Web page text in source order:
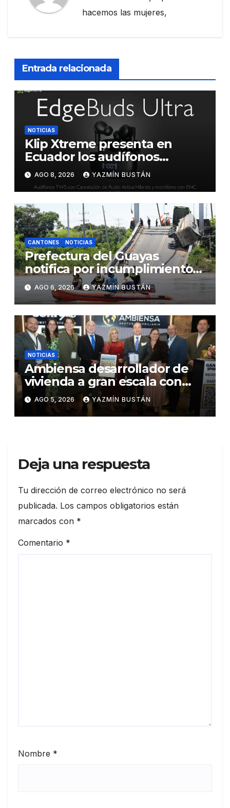
hacemos las mujeres,
Entrada relacionada
NOTICIAS
Klip Xtreme presenta en
Ecuador los audífonos
DynaBuds con sonido
inteligente y control táctil
AGO 8, 2026 YAZMÍN BUSTÁN
CANTONES NOTICIAS
Prefectura del Guayas
notifica por incumplimiento
contractual a la Concesionaria
CONORTE y exige celeridad
en desmontaje del puente
Gonzalo Icaza Cornejo, en
Daule
AGO 6, 2026 YAZMÍN BUSTÁN
NOTICIAS
Ambiensa desarrollador de
vivienda a gran escala con
estándares internacionales
de sostenibilidad
AGO 5, 2026 YAZMÍN BUSTÁN
Deja una respuesta
Tu dirección de correo electrónico no será
publicada. Los campos obligatorios están
marcados con *
Comentario *
Nombre *